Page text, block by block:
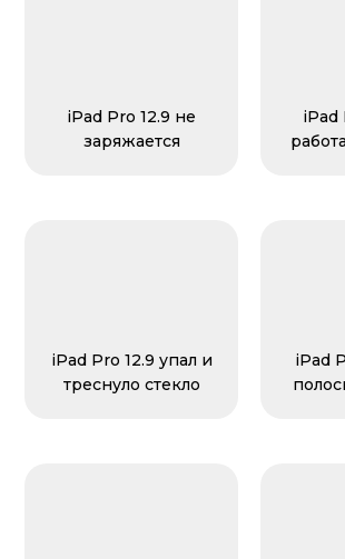
iPad Pro 12.9 не
заряжается
iPad
iPad Pro 12.9 упал и
треснуло стекло
iPad